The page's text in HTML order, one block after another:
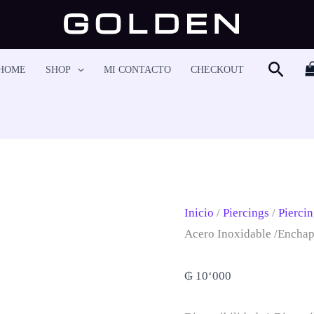
SHOP MI CONTACTO CHECKOUT
Inicio / Piercings /
Acero Inoxidable /
₲10‘000
Helix
-
HS6328